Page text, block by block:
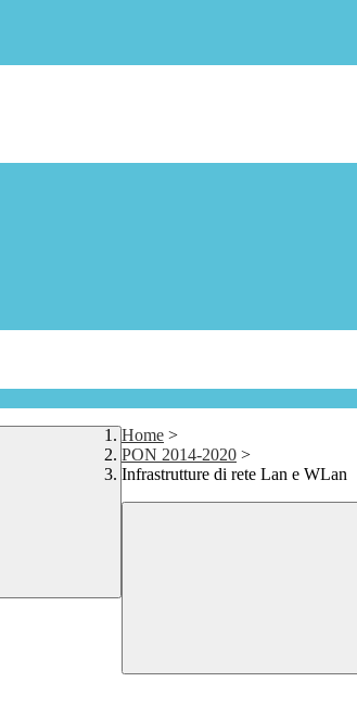
Home >
PON 2014-2020 >
Infrastrutture di rete Lan e WLan